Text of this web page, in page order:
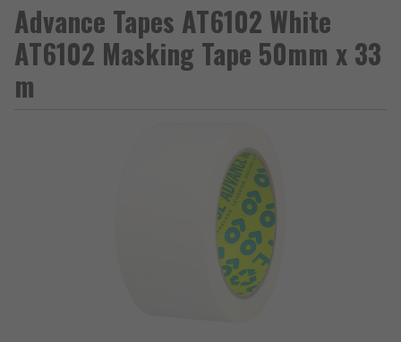
Advance Tapes AT6102 White
AT6102 Masking Tape 50mm x 33
m